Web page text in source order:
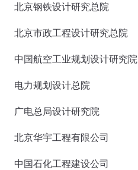
北京钢铁设计研究总院
北京市政工程设计研究总院
中国航空工业规划设计研究院
电力规划设计总院
广电总局设计研究院
北京华宇工程有限公司
中国石化工程建设公司